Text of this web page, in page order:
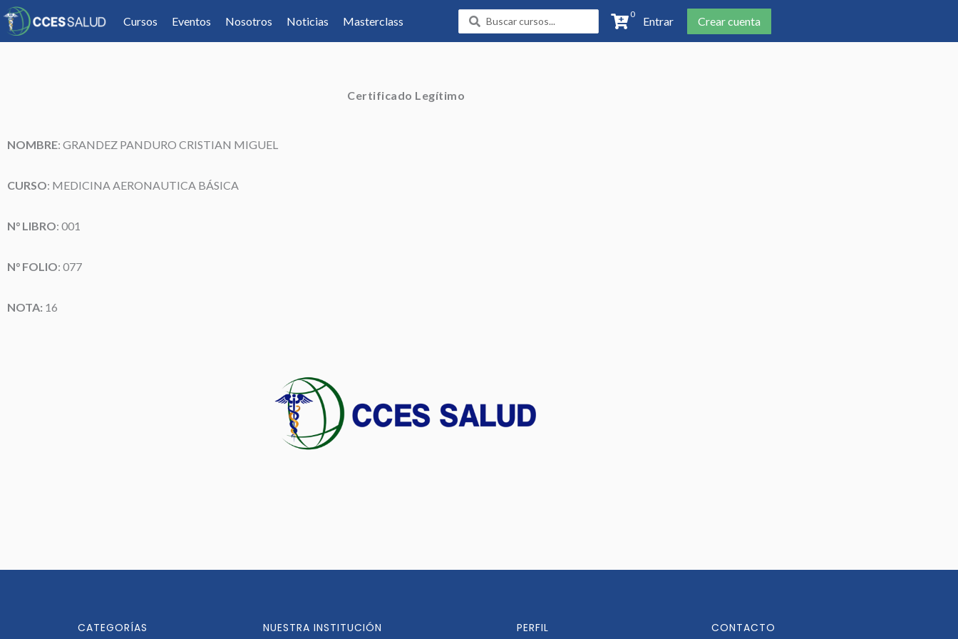
Cursos Eventos Nosotros Noticias Masterclass
Search
...
0
Entrar Crear cuenta
Certificado Legítimo
NOMBRE: GRANDEZ PANDURO CRISTIAN MIGUEL
CURSO: MEDICINA AERONAUTICA BÁSICA
N° LIBRO: 001
N° FOLIO: 077
NOTA: 16
CATEGORÍAS NUESTRA INSTITUCIÓN PERFIL CONTACTO